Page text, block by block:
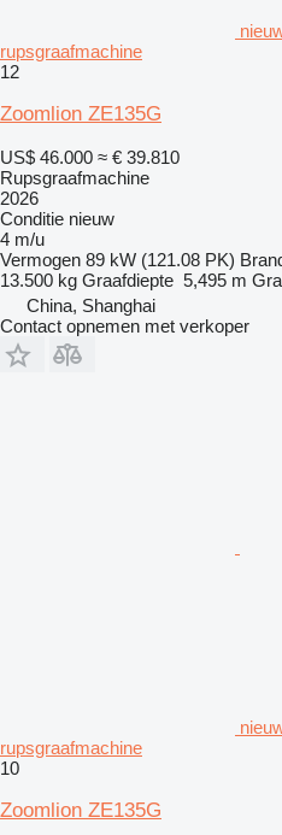
rupsgraafmachine
12
Zoomlion ZE135G
US$ 46.000 ≈ € 39.810
Rupsgraafmachine
2026
Conditie nieuw
4 m/u
Vermogen 89 kW (121.08 PK)
13.500 kg Graafdiepte 5,495 m
China, Shanghai
Contact opnemen met verkoper
rupsgraafmachine
10
Zoomlion ZE135G